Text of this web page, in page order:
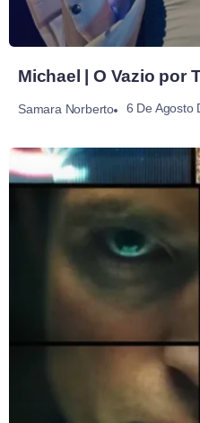
Michael | O Vazio por
Samara Norberto 6 De Agosto